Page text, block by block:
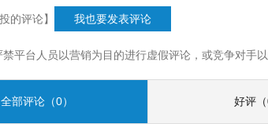
的评论】 我也要发表评论
平台人员以营销为目的进行虚假评论，或竞争对手
全部评论（0） 好评（